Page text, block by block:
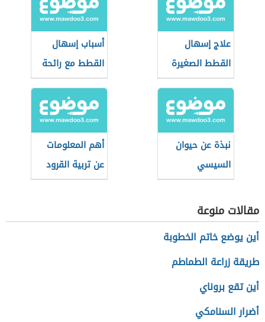
علاج إسهال
القطط الصغيرة
بالنشا
أسباب إسهال
القطط مع رائحة
كريهة
نبذة عن حيوان
السيسي
أهم المعلومات
عن تربية القرود
المنزلية
مقالات منوعة
أين يوضع خاتم الخطوبة
طريقة زراعة الطماطم
أين تقع بروناي
أضرار السنامكي